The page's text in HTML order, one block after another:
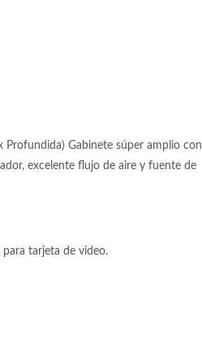
Gabinete súper amplio con
excelente flujo de aire y fuente de
tarjeta de video.